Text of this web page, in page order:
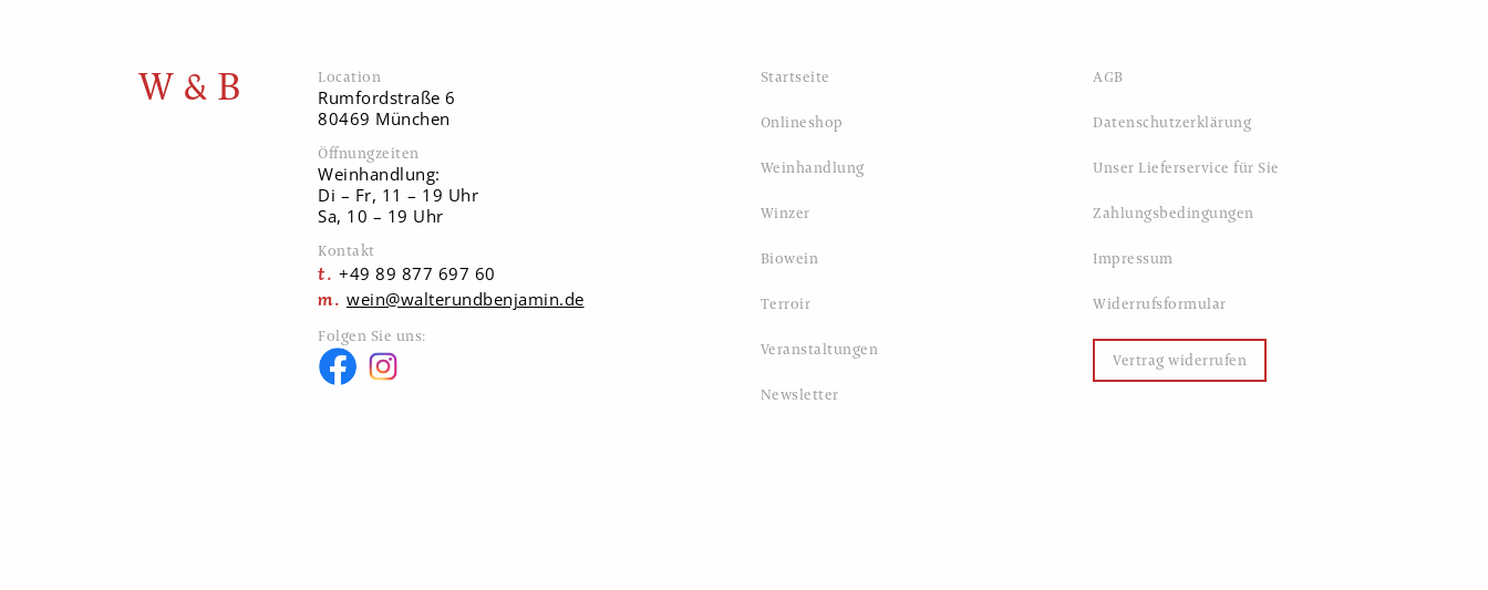
W & B Location
Rumfordstraße 6
80469 München
Öffnungzeiten
Weinhandlung:
Di – Fr, 11 – 19 Uhr
Sa, 10 – 19 Uhr
Kontakt
+49 89 877 697 60
wein@walterundbenjamin.de
Folgen Sie uns:
Startseite
Onlineshop
Weinhandlung
Winzer
Biowein
Terroir
Veranstaltungen
Newsletter
AGB
Datenschutzerklärung
Unser Lieferservice für Sie
Zahlungsbedingungen
Impressum
Widerrufsformular
Vertrag widerrufen